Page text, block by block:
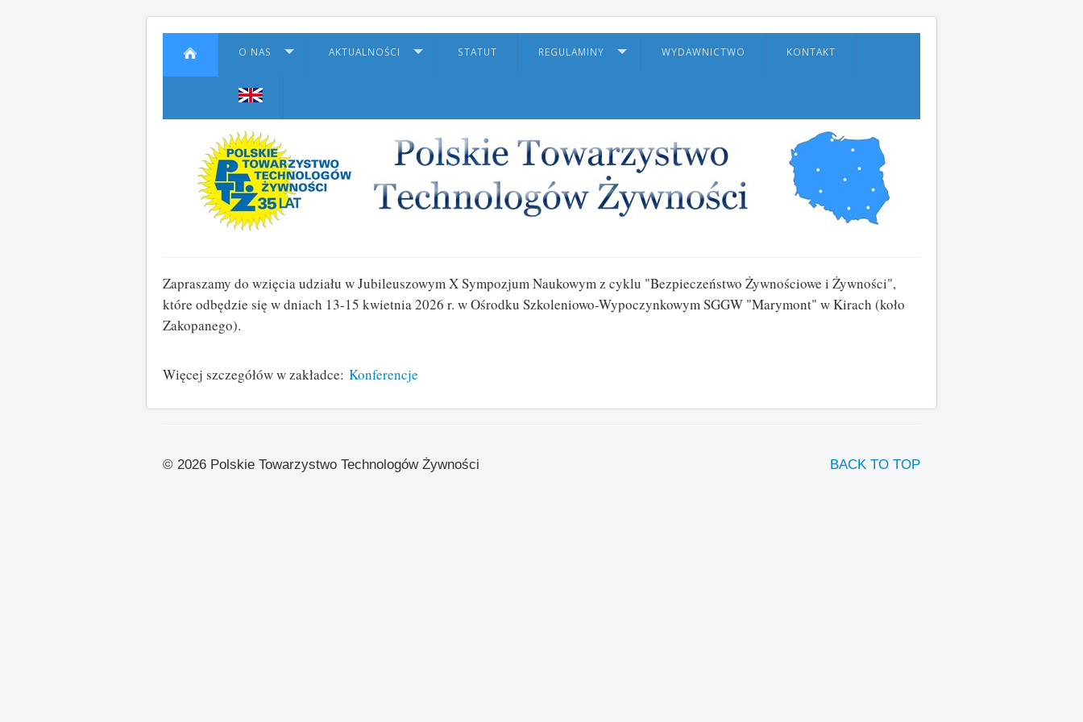
O NAS AKTUALNOŚCI STATUT REGULAMINY WYDAWNICTWO KONTAKT
Zapraszamy do wzięcia udziału w Jubileuszowym X Sympozjum Naukowym z cyklu "Bezpieczeństwo Żywnościowe i Żywności",
które odbędzie się w dniach 13-15 kwietnia 2026 r. w Ośrodku Szkoleniowo-Wypoczynkowym SGGW "Marymont" w Kirach (koło
Zakopanego).
Więcej szczegółów w zakładce: Konferencje
BACK TO TOP
© 2026 Polskie Towarzystwo Technologów Żywności